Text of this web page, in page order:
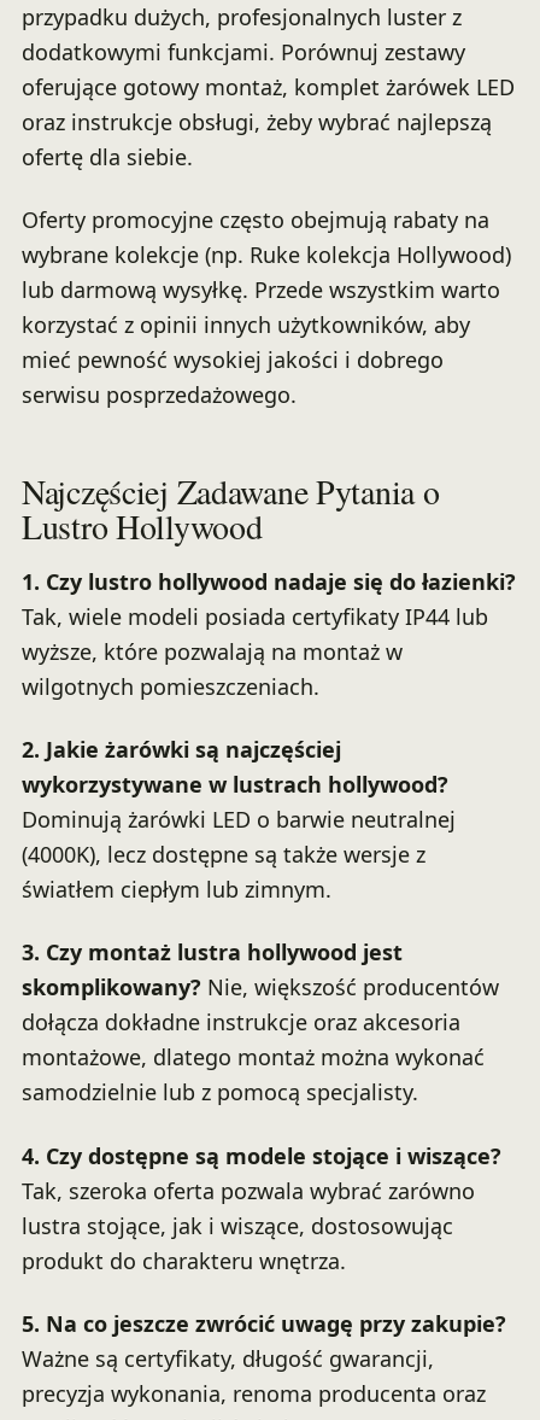
przypadku dużych, profesjonalnych luster z
dodatkowymi funkcjami. Porównuj zestawy
oferujące gotowy montaż, komplet żarówek LED
oraz instrukcje obsługi, żeby wybrać najlepszą
ofertę dla siebie.
Oferty promocyjne często obejmują rabaty na
wybrane kolekcje (np. Ruke kolekcja Hollywood)
lub darmową wysyłkę. Przede wszystkim warto
korzystać z opinii innych użytkowników, aby
mieć pewność wysokiej jakości i dobrego
serwisu posprzedażowego.
Najczęściej Zadawane Pytania o
Lustro Hollywood
1. Czy lustro hollywood nadaje się do łazienki?
Tak, wiele modeli posiada certyfikaty IP44 lub
wyższe, które pozwalają na montaż w
wilgotnych pomieszczeniach.
2. Jakie żarówki są najczęściej
wykorzystywane w lustrach hollywood?
Dominują żarówki LED o barwie neutralnej
(4000K), lecz dostępne są także wersje z
światłem ciepłym lub zimnym.
3. Czy montaż lustra hollywood jest
skomplikowany? Nie, większość producentów
dołącza dokładne instrukcje oraz akcesoria
montażowe, dlatego montaż można wykonać
samodzielnie lub z pomocą specjalisty.
4. Czy dostępne są modele stojące i wiszące?
Tak, szeroka oferta pozwala wybrać zarówno
lustra stojące, jak i wiszące, dostosowując
produkt do charakteru wnętrza.
5. Na co jeszcze zwrócić uwagę przy zakupie?
Ważne są certyfikaty, długość gwarancji,
precyzja wykonania, renoma producenta oraz